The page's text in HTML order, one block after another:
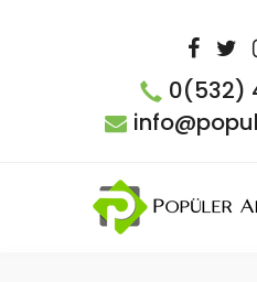
0(532)